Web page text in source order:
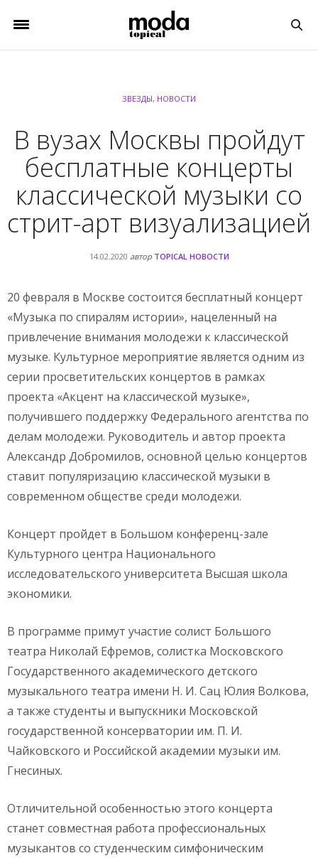
ЗВЕЗДЫ, НОВОСТИ
В вузах Москвы пройдут
бесплатные концерты
классической музыки со
стрит-арт визуализацией
14.02.2020 автор TOPICAL НОВОСТИ
20 февраля в Москве состоится бесплатный концерт
«Музыка по спиралям истории», нацеленный на
привлечение внимания молодежи к классической
музыке. Культурное мероприятие является одним из
серии просветительских концертов в рамках
проекта «Акцент на классической музыке»,
получившего поддержку Федерального агентства по
делам молодежи. Руководитель и автор проекта
Александр Добромилов, основной целью концертов
ставит популяризацию классической музыки в
современном обществе среди молодежи.
Концерт пройдет в Большом конференц-зале
Культурного центра Национального
исследовательского университета Высшая школа
экономики.
В программе примут участие солист Большого
театра Николай Ефремов, солистка Московского
Государственного академического детского
музыкального театра имени Н. И. Сац Юлия Волкова,
а также студенты и выпускники Московской
государственной консерватории им. П. И.
Чайковского и Российской академии музыки им.
Гнесиных.
Отличительной особенностью этого концерта
станет совместная работа профессиональных
музыкантов со студенческим симфоническим